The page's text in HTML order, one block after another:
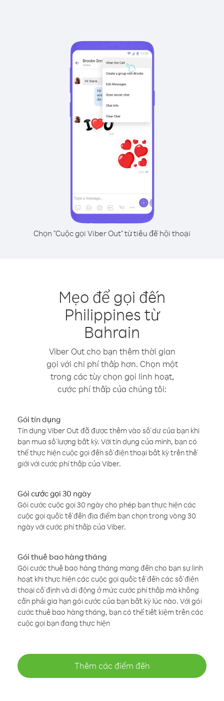
Chọn "Cuộc gọi Viber Out" từ tiêu đề hội thoại
Mẹo để gọi đến
Philippines từ
Bahrain
Viber Out cho bạn thêm thời gian
gọi với chi phí thấp hơn. Chọn một
trong các tùy chọn gọi linh hoạt,
cước phí thấp của chúng tôi:
Gói tín dụng
Tín dụng Viber Out đã được thêm vào số dư của bạn khi
bạn mua số lượng bất kỳ. Với tín dụng của mình, bạn có
thể thực hiện cuộc gọi đến số điện thoại bất kỳ trên thế
giới với cước phí thấp của Viber.
Gói cước gọi 30 ngày
Gói cước cuộc gọi 30 ngày cho phép bạn thực hiện các
cuộc gọi quốc tế đến địa điểm bạn chọn trong vòng 30
ngày với cước phí thấp của Viber.
Gói thuê bao hàng tháng
Gói cước thuê bao hàng tháng mang đến cho bạn sự linh
hoạt khi thực hiện các cuộc gọi quốc tế đến các số điện
thoại cố định và di động ở mức cước phí thấp mà không
cần phải gia hạn gói cước của bạn bất kỳ lúc nào. Với gói
cước thuê bao hàng tháng, bạn có thể tiết kiệm trên các
cuộc gọi bạn đang thực hiện
Thêm các điểm đến